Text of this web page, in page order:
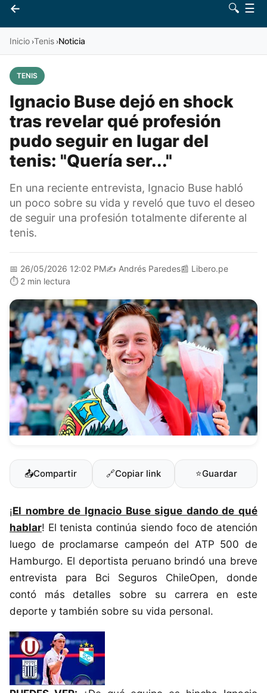
←
Vives 🔍 ☰
Inicio ›Tenis ›Noticia
TENIS
Ignacio Buse dejó en shock
tras revelar qué profesión
pudo seguir en lugar del
tenis: "Quería ser..."
En una reciente entrevista, Ignacio Buse habló
un poco sobre su vida y reveló que tuvo el deseo
de seguir una profesión totalmente diferente al
tenis.
📅 26/05/2026 12:02 PM✍️ Andrés Paredes📰 Libero.pe
⏱️ 2 min lectura
📤Compartir 🔗Copiar link ⭐Guardar
¡El nombre de Ignacio Buse sigue dando de qué
hablar! El tenista continúa siendo foco de atención
luego de proclamarse campeón del ATP 500 de
Hamburgo. El deportista peruano brindó una breve
entrevista para Bci Seguros ChileOpen, donde
contó más detalles sobre su carrera en este
deporte y también sobre su vida personal.